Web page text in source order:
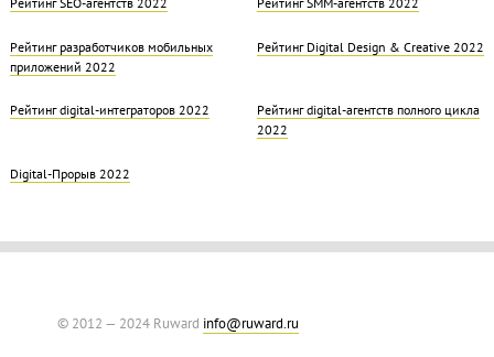
Рейтинг разработчиков мобильных
приложений 2022
Рейтинг Digital Design & Creative 2022
Рейтинг digital-интеграторов 2022
Рейтинг digital-агентств полного цикла
2022
Digital-Прорыв 2022
© 2012 — 2024 Ruward info@ruward.ru